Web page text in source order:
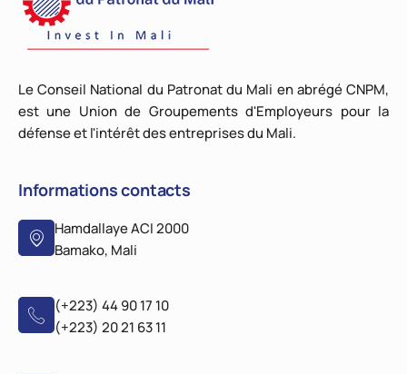
Le Conseil National du Patronat du Mali en abrégé CNPM,
est une Union de Groupements d'Employeurs pour la
défense et l'intérêt des entreprises du Mali.
Informations contacts
Hamdallaye ACI 2000
Bamako, Mali
(+223) 44 90 17 10
(+223) 20 21 63 11